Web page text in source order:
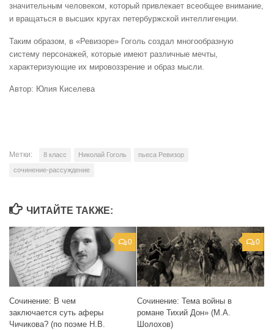
значительным человеком, который привлекает всеобщее внимание,
и вращаться в высших кругах петербуржской интеллигенции.
Таким образом, в «Ревизоре» Гоголь создал многообразную
систему персонажей, которые имеют различные мечты,
характеризующие их мировоззрение и образ мысли.
Автор: Юлия Киселева
Метки: 8 класс Николай Гоголь пьеса Ревизор
сочинение-рассуждение
ЧИТАЙТЕ ТАКЖЕ:
0
Сочинение: В чем
заключается суть аферы
Чичикова? (по поэме Н.В.
0
Сочинение: Тема войны в
романе Тихий Дон» (М.А.
Шолохов)